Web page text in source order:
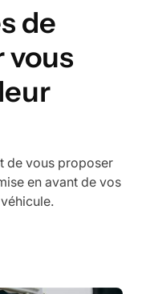
de
vous
de vous proposer
en avant de vos